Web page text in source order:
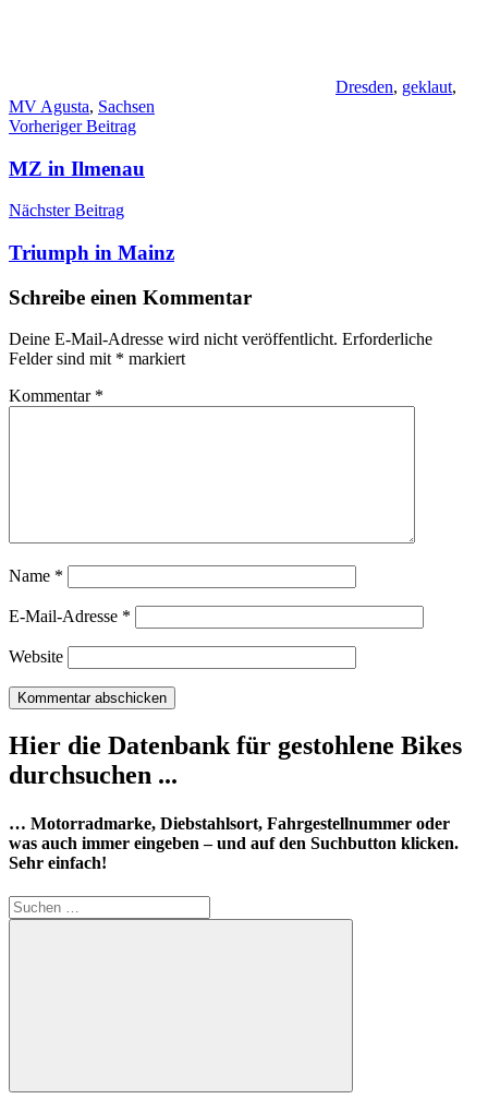
Dresden, geklaut,
MV Agusta, Sachsen
Beitragsnavigation
Vorheriger Beitrag
MZ in Ilmenau
Nächster Beitrag
Triumph in Mainz
Schreibe einen Kommentar
Deine E-Mail-Adresse wird nicht veröffentlicht. Erforderliche
Felder sind mit * markiert
Kommentar *
Name *
E-Mail-Adresse *
Website
Hier die Datenbank für gestohlene Bikes
durchsuchen ...
… Motorradmarke, Diebstahlsort, Fahrgestellnummer oder
was auch immer eingeben – und auf den Suchbutton klicken.
Sehr einfach!
Suchen
nach:
Suchen